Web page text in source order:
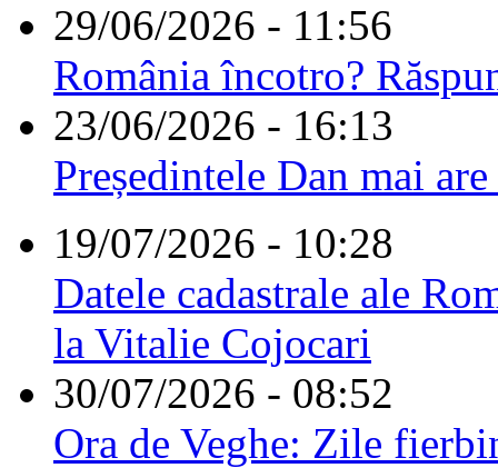
29/06/2026 - 11:56
România încotro?
23/06/2026 - 16:13
Președintele Dan mai
19/07/2026 - 10:28
Datele cadastrale ale
la Vitalie Cojocari
30/07/2026 - 08:52
Ora de Veghe: Zile